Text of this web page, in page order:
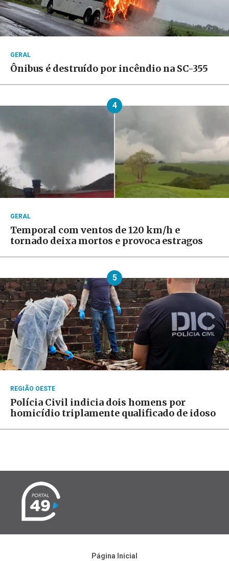
GERAL
Ônibus é destruído por incêndio na SC-355
4
GERAL
Temporal com ventos de 120 km/h e
tornado deixa mortos e provoca estragos
5
REGIÃO OESTE
Polícia Civil indicia dois homens por
homicídio triplamente qualificado de idoso
Página Inicial